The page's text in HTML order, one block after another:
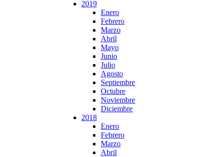
2019
Enero
Febrero
Marzo
Abril
Mayo
Junio
Julio
Agosto
Septiembre
Octubre
Noviembre
Diciembre
2018
Enero
Febrero
Marzo
Abril